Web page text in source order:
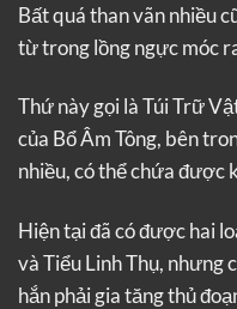
Bất quá than vãn nhiều
từ trong lồng ngực móc
Thứ này gọi là Túi Trữ
của Bổ Âm Tông, bên
nhiều, có thể chứa được
Hiện tại đã có được hai
và Tiểu Linh Thụ, nhưng
hắn phải gia tăng thủ